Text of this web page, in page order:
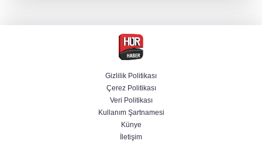
Derin taarruz, yüksek hassasiyet! Bayraktar
AKINCI TİHA TOLUN P ile vurdu
Menderes Belediye Başkanı İlkay Çiçek
tutuklandı
Hür Ağbaba soruşturmasında MASAK para
Gizlilik Politikası
Çerez Politikası
Veri Politikası
Kullanım Şartnamesi
Künye
İletişim